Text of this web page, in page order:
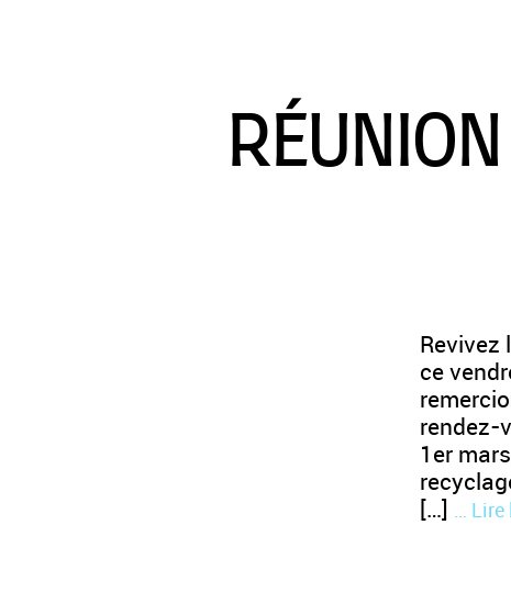
Revivez
ce
rendez-
1er
[…] … Lire